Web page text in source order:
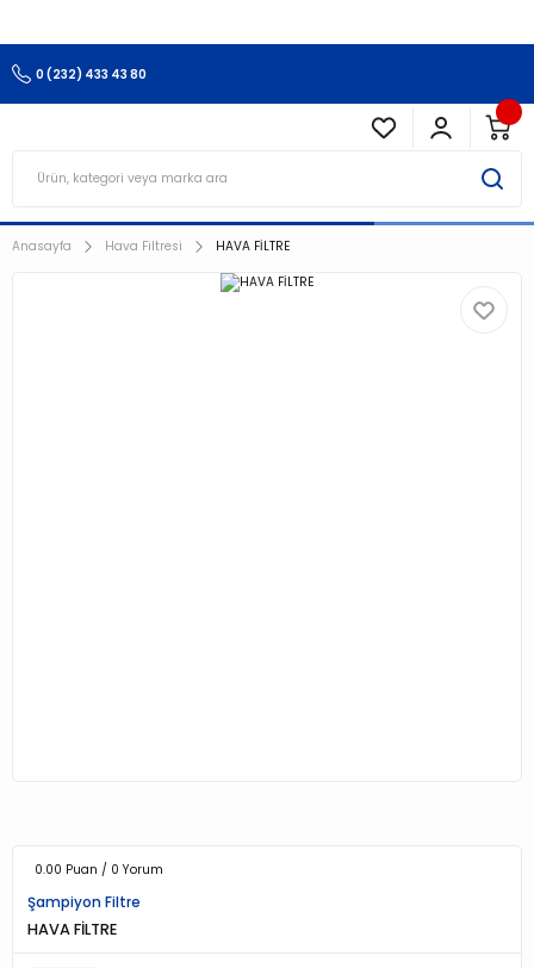
0 (232) 433 43 80
Anasayfa Hava Filtresi HAVA FİLTRE
0.00 Puan / 0 Yorum
Şampiyon Filtre
HAVA FİLTRE